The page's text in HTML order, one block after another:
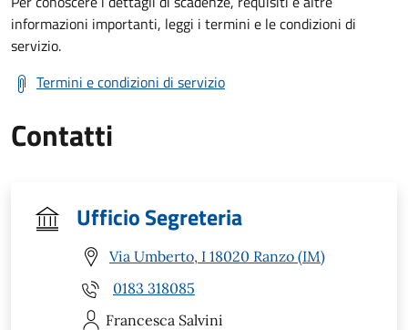
informazioni importanti, leggi i termini e le condizioni di
servizio.
Termini e condizioni di servizio
Contatti
Ufficio Segreteria
Via Umberto, I 18020 Ranzo (IM)
0183 318085
Francesca Salvini